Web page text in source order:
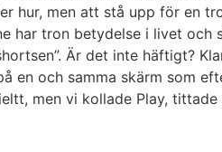
hur, men att stå upp för en
har tron betydelse i livet och
Är det inte häftigt?
en och samma skärm som
men vi kollade Play, tittade